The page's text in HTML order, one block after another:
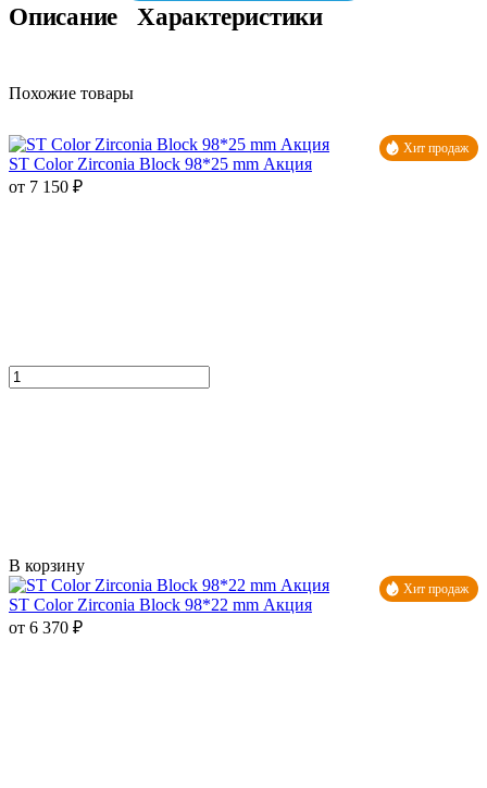
Описание Характеристики
Похожие товары
Хит продаж
ST Color Zirconia Block 98*25 mm Акция
от 7 150 ₽
В корзину
Хит продаж
ST Color Zirconia Block 98*22 mm Акция
от 6 370 ₽